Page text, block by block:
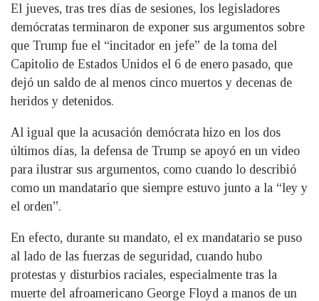
El jueves, tras tres días de sesiones, los legisladores
demócratas terminaron de exponer sus argumentos sobre
que Trump fue el “incitador en jefe” de la toma del
Capitolio de Estados Unidos el 6 de enero pasado, que
dejó un saldo de al menos cinco muertos y decenas de
heridos y detenidos.
Al igual que la acusación demócrata hizo en los dos
últimos días, la defensa de Trump se apoyó en un video
para ilustrar sus argumentos, como cuando lo describió
como un mandatario que siempre estuvo junto a la “ley y
el orden”.
En efecto, durante su mandato, el ex mandatario se puso
al lado de las fuerzas de seguridad, cuando hubo
protestas y disturbios raciales, especialmente tras la
muerte del afroamericano George Floyd a manos de un